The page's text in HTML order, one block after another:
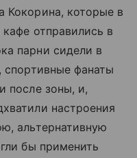
Кокорина, которые в
отправились в
парни сидели в
спортивные фанаты
после зоны, и,
настроения
альтернативную
бы применить